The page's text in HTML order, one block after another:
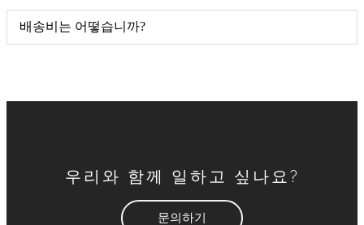
배송비는 어떻습니까?
우리와 함께 일하고 싶나요?
문의하기